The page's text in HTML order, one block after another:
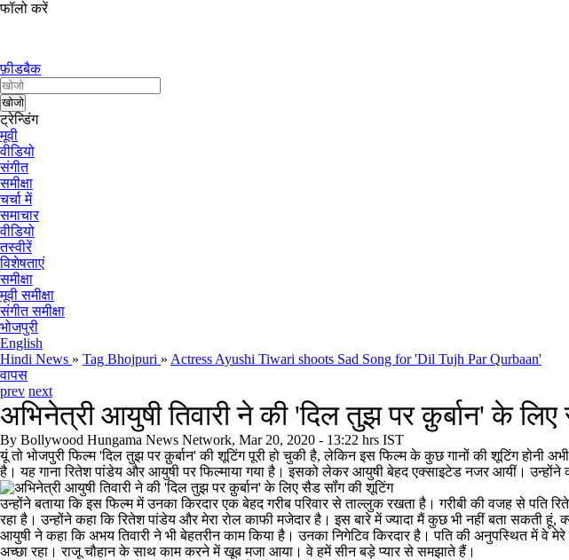
फॉलो करें
फ़ीडबैक
ट्रेन्डिंग
मूवी
वीडियो
संगीत
समीक्षा
चर्चा में
समाचार
वीडियो
तस्वीरें
विशेषताएं
समीक्षा
मूवी समीक्षा
संगीत समीक्षा
भोजपुरी
English
Hindi News » Tag Bhojpuri » Actress Ayushi Tiwari shoots Sad Song for 'Dil Tujh Par Qurbaan'
वापस
prev next
अभिनेत्री आयुषी तिवारी ने की 'दिल तुझ पर क़ुर्बान' के
By Bollywood Hungama News Network, Mar 20, 2020 - 13:22 hrs IST
यूं तो भोजपुरी फिल्‍म 'दिल तुझ पर क़ुर्बान' की शूटिंग पूरी हो चुकी है, लेकिन इस फिल्‍म के कुछ गानों की शूटिंग होनी
है। यह गाना रितेश पांडेय और आयुषी पर फिल्‍माया गया है। इसको लेकर आयुषी बेहद एक्‍साइटेड नजर आयीं।
उन्‍होंने बताया कि इस फिल्‍म में उनका किरदार एक बेहद गरीब परिवार से ताल्‍लुक रखता है। गरीबी की वजह से पति
रहा है। उन्‍होंने कहा कि रितेश पांडेय और मेरा रोल काफी मजेदार है। इस बारे में ज्‍यादा मैं कुछ भी नहीं बता
आयुषी ने कहा कि अभय तिवारी ने भी बेहतरीन काम किया है। उनका निगेटिव किरदार है। पति की अनुपस्थित में
अच्‍छा रहा। राजू चौहान के साथ काम करने में खूब मजा आया। वे हमें सीन बड़े प्‍यार से समझाते हैं।